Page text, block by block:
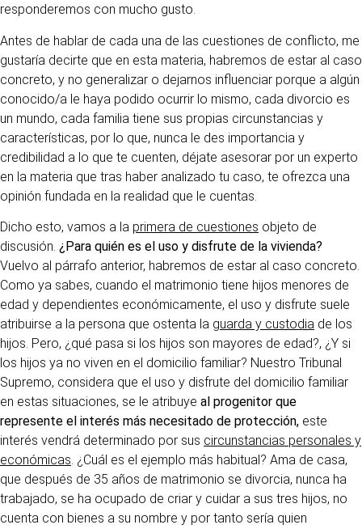
responderemos con mucho gusto.
Antes de hablar de cada una de las cuestiones de conflicto, me
gustaría decirte que en esta materia, habremos de estar al caso
concreto, y no generalizar o dejarnos influenciar porque a algún
conocido/a le haya podido ocurrir lo mismo, cada divorcio es
un mundo, cada familia tiene sus propias circunstancias y
características, por lo que, nunca le des importancia y
credibilidad a lo que te cuenten, déjate asesorar por un experto
en la materia que tras haber analizado tu caso, te ofrezca una
opinión fundada en la realidad que le cuentas.
Dicho esto, vamos a la primera de cuestiones objeto de
discusión. ¿Para quién es el uso y disfrute de la vivienda?
Vuelvo al párrafo anterior, habremos de estar al caso concreto.
Como ya sabes, cuando el matrimonio tiene hijos menores de
edad y dependientes económicamente, el uso y disfrute suele
atribuirse a la persona que ostenta la guarda y custodia de los
hijos. Pero, ¿qué pasa si los hijos son mayores de edad?, ¿Y si
los hijos ya no viven en el domicilio familiar? Nuestro Tribunal
Supremo, considera que el uso y disfrute del domicilio familiar
en estas situaciones, se le atribuye al progenitor que
represente el interés más necesitado de protección, este
interés vendrá determinado por sus circunstancias personales y
económicas. ¿Cuál es el ejemplo más habitual? Ama de casa,
que después de 35 años de matrimonio se divorcia, nunca ha
trabajado, se ha ocupado de criar y cuidar a sus tres hijos, no
cuenta con bienes a su nombre y por tanto sería quien